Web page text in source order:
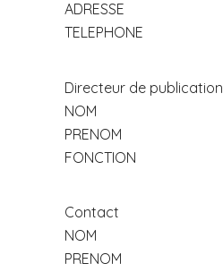
ADRESSE
TELEPHONE
Directeur de publication
NOM
PRENOM
FONCTION
Contact
NOM
PRENOM